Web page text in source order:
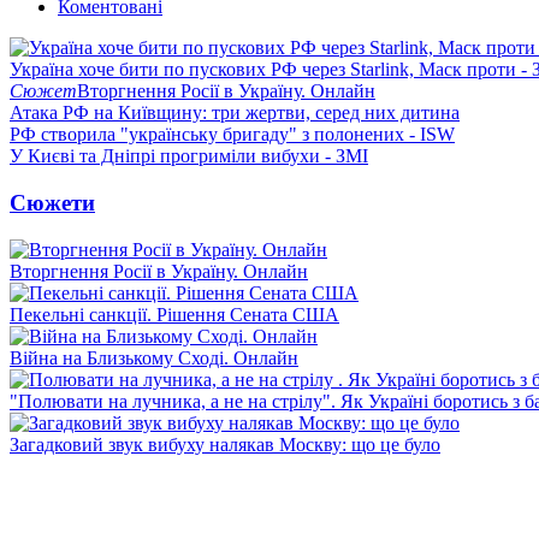
Коментовані
Україна хоче бити по пускових РФ через Starlink, Маск проти -
СюжетВторгнення Росії в Україну. Онлайн
Атака РФ на Київщину: три жертви, серед них дитина
РФ створила "українську бригаду" з полонених - ISW
У Києві та Дніпрі прогриміли вибухи - ЗМІ
Сюжети
Вторгнення Росії в Україну. Онлайн
Пекельні санкції. Рішення Сената США
Війна на Близькому Сході. Онлайн
"Полювати на лучника, а не на стрілу". Як Україні боротись з
Загадковий звук вибуху налякав Москву: що це було